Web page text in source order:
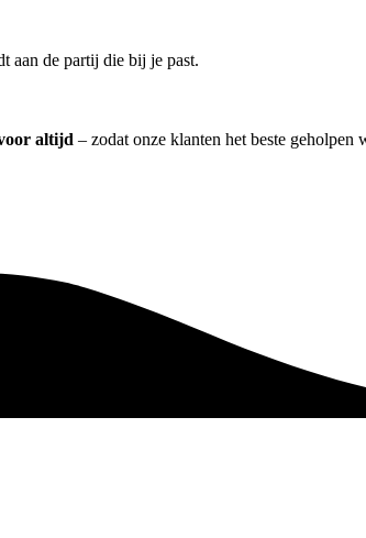
aan de partij die bij je past.
altijd – zodat onze klanten het beste geholpen